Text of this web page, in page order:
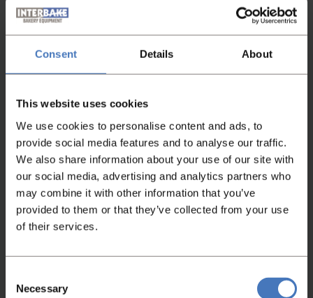
Consent Details About
This website uses cookies
We use cookies to personalise content and ads, to
provide social media features and to analyse our traffic.
We also share information about your use of our site with
our social media, advertising and analytics partners who
may combine it with other information that you’ve
provided to them or that they’ve collected from your use
of their services.
Selection
Necessary
Kegel mit Kopflagerung
Gerüst Edelstahl, vernickelt
Verkleidung Edelstahl, gebürstet
Untergestell Stahl, vernickelt mit 4 Rädern
Mit Bedienungsschrank